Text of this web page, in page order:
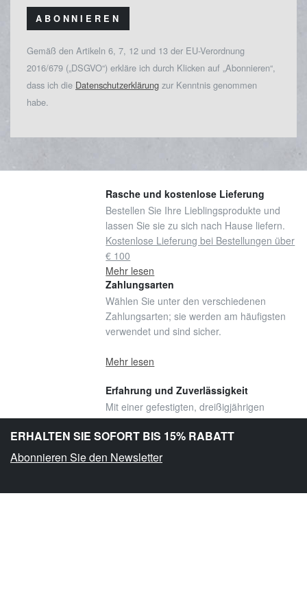
ABONNIEREN
Gemäß den Artikeln 6, 7, 12 und 13 der EU-Verordnung
2016/679 („DSGVO“) erkläre ich durch Klicken auf „Abonnieren“,
dass ich die Datenschutzerklärung zur Kenntnis genommen
habe.
ERHALTEN SIE SOFORT BIS 15% RABATT
Abonnieren Sie den Newsletter
Rasche und kostenlose Lieferung
Bestellen Sie Ihre Lieblingsprodukte und
lassen Sie sie zu sich nach Hause liefern.
Kostenlose Lieferung bei Bestellungen über
€ 100
Mehr lesen
Zahlungsarten
Wählen Sie unter den verschiedenen
Zahlungsarten; sie werden am häufigsten
verwendet und sind sicher.
Mehr lesen
Erfahrung und Zuverlässigkeit
Mit einer gefestigten, dreißigjährigen
Erfahrung und einer von Professionalität
und Effizienz geschriebenen Geschichte
Mehr lesen